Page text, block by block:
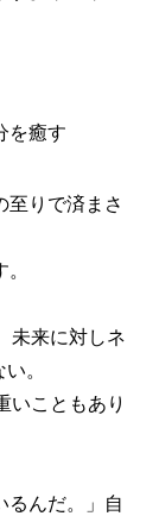
を癒す
至りで済まさ
未来に対しネ
。
いこともあり
るんだ。」自